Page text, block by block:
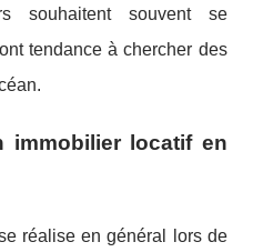
souhaitent souvent se
tendance à chercher des
immobilier locatif en
réalise en général lors de